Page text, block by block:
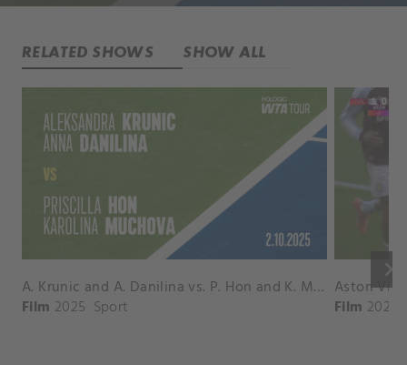
RELATED SHOWS SHOW ALL
keyboard_arrow_right
A. Krunic and A. Danilina vs. P. Hon and K. Muchova Match Highlights - BEIJING_Capital Group Diamond ( October 02, 2025)
Film 2025 Sport Film 2026